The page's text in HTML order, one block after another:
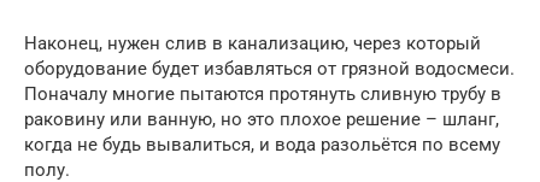
Наконец, нужен слив в канализацию, через который
оборудование будет избавляться от грязной водосмеси.
Поначалу многие пытаются протянуть сливную трубу в
раковину или ванную, но это плохое решение – шланг,
когда не будь вывалиться, и вода разольётся по всему
полу.